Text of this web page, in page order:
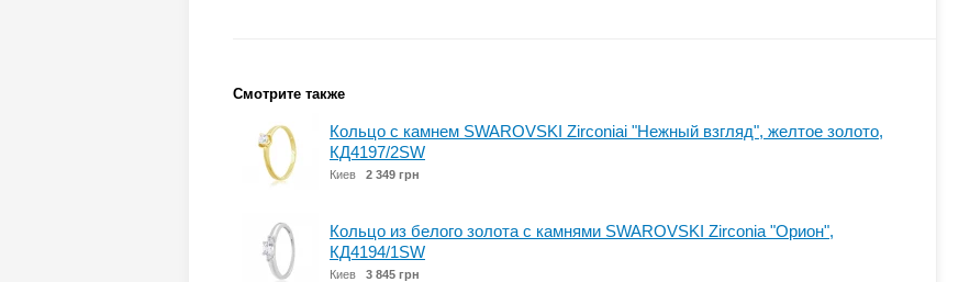
Смотрите также
Кольцо с камнем SWAROVSKI Zirconiai "Нежный взгляд", желтое золото,
КД4197/2SW
Киев 2 349 грн
Кольцо из белого золота с камнями SWAROVSKI Zirconia "Орион",
КД4194/1SW
Киев 3 845 грн